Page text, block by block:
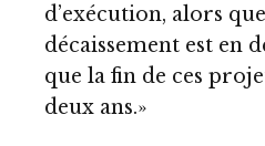
d’exécution, alors
décaissement est en
que la fin de ces
deux ans.»